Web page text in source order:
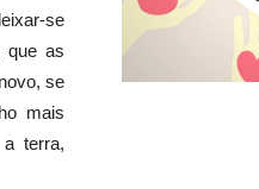
se
que as
se
mais
terra,